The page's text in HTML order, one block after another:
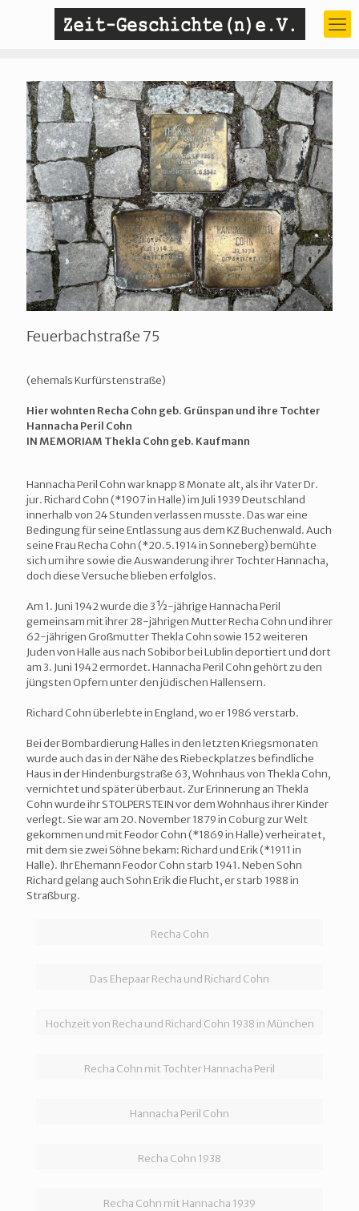
Feuerbachstraße 75
(ehemals Kurfürstenstraße)
Hier wohnten Recha Cohn geb. Grünspan und ihre Tochter
Hannacha Peril Cohn
IN MEMORIAM Thekla Cohn geb. Kaufmann
Hannacha Peril Cohn war knapp 8 Monate alt, als ihr Vater Dr.
jur. Richard Cohn (*1907 in Halle) im Juli 1939 Deutschland
innerhalb von 24 Stunden verlassen musste. Das war eine
Bedingung für seine Entlassung aus dem KZ Buchenwald. Auch
seine Frau Recha Cohn (*20.5.1914 in Sonneberg) bemühte
sich um ihre sowie die Auswanderung ihrer Tochter Hannacha,
doch diese Versuche blieben erfolglos.
Am 1. Juni 1942 wurde die 3 ½-jährige Hannacha Peril
gemeinsam mit ihrer 28-jährigen Mutter Recha Cohn und ihrer
62-jährigen Großmutter Thekla Cohn sowie 152 weiteren
Juden von Halle aus nach Sobibor bei Lublin deportiert und dort
am 3. Juni 1942 ermordet. Hannacha Peril Cohn gehört zu den
jüngsten Opfern unter den jüdischen Hallensern.
Richard Cohn überlebte in England, wo er 1986 verstarb.
Bei der Bombardierung Halles in den letzten Kriegsmonaten
wurde auch das in der Nähe des Riebeckplatzes befindliche
Haus in der Hindenburgstraße 63, Wohnhaus von Thekla Cohn,
vernichtet und später überbaut. Zur Erinnerung an Thekla
Cohn wurde ihr STOLPERSTEIN vor dem Wohnhaus ihrer Kinder
verlegt. Sie war am 20. November 1879 in Coburg zur Welt
gekommen und mit Feodor Cohn (*1869 in Halle) verheiratet,
mit dem sie zwei Söhne bekam: Richard und Erik (*1911 in
Halle). Ihr Ehemann Feodor Cohn starb 1941. Neben Sohn
Richard gelang auch Sohn Erik die Flucht, er starb 1988 in
Straßburg.
Recha Cohn
Das Ehepaar Recha und Richard Cohn
Hochzeit von Recha und Richard Cohn 1938 in München
Recha Cohn mit Tochter Hannacha Peril
Hannacha Peril Cohn
Recha Cohn 1938
Recha Cohn mit Hannacha 1939